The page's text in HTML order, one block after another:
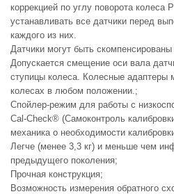
коррекцией по углу поворота колеса
устанавливать все датчики перед
каждого из них.
Датчики могут быть
Допускается смещение оси вала
ступицы колеса. Колесные адаптеры
колесах в любом положении.;
Спойлер-режим для работы с
Cal-Check® (Самоконтроль
механика о необходимости
Легче (менее 3,3 кг) и меньше чем
предыдущего поколения;
Прочная конструкция;
Возможность измерения обратного